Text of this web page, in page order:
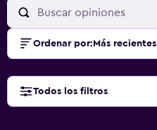
Ordenar por: Más recientes
Todos los filtros